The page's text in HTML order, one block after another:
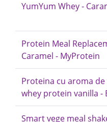
YumYum Whey -
Protein Meal
Caramel - MyProtein
Proteina cu aroma
whey protein vanilla -
Smart vege meal